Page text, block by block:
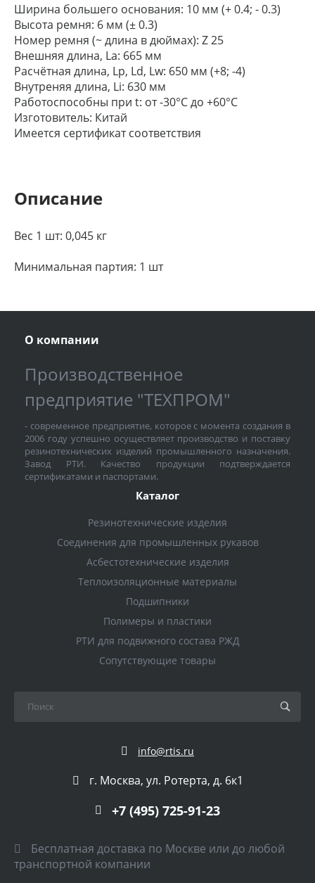
Ширина большего основания: 10 мм (+ 0.4; - 0.3)
Высота ремня: 6 мм (± 0.3)
Номер ремня (~ длина в дюймах): Z 25
Внешняя длина, La: 665 мм
Расчётная длина, Lp, Ld, Lw: 650 мм (+8; -4)
Внутреняя длина, Li: 630 мм
Работоспособны при t: от -30°C до +60°C
Изготовитель: Китай
Имеется сертификат соответствия
Описание
Вес 1 шт: 0,045 кг
Минимальная партия: 1 шт
О компании
Производственное
предприятие "ТЕХПРОМ"
- современное предприятие, которое с момента создания в
2006 году успешно осуществляет производство и поставку
резинотехнических изделий промышленного назначения.
Завод РТИ. Качество продукции подтверждается
сертификатами и паспортами.
Каталог
Резинотехнические изделия
Соединения для промышленных рукавов
Асбестотехнические изделия
Теплоизоляционные материалы
Подшипники
Полимеры и пластики
РТИ для подвижного состава РЖД
Сопутствующие товары
info@rtis.ru
г. Москва, ул. Ротерта, д. 6к1
+7 (495) 725-91-23
Бесплатная доставка по Москве или до любой
транспортной компании